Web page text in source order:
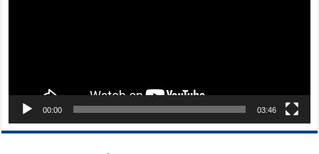
00:00 03:46